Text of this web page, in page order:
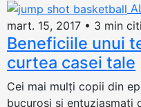
mart. 15, 2017 • 3 min
Beneficiile unui
curtea casei tale
Cei mai mulţi copii din
bucuroşi şi entuziasmaţi